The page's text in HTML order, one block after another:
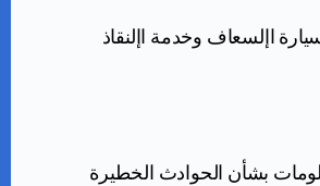
اإلسعاف وخدمة اإلنقاذ
بشأن الحوادث الخطيرة